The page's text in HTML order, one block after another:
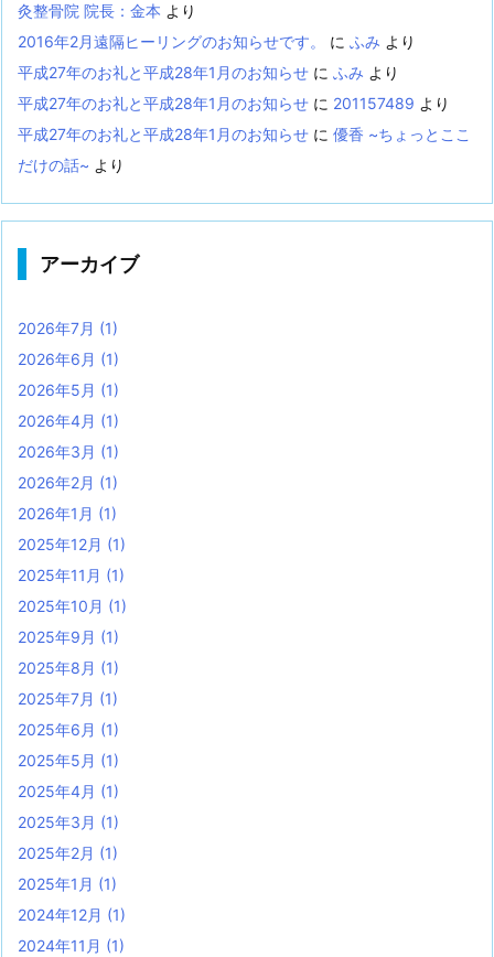
灸整骨院 院長：金本 より
2016年2月遠隔ヒーリングのお知らせです。
に ふみ より
平成27年のお礼と平成28年1月のお知らせ に ふみ より
平成27年のお礼と平成28年1月のお知らせ に 201157489 より
平成27年のお礼と平成28年1月のお知らせ に 優香 ~ちょっとここ
だけの話~ より
アーカイブ
2026年7月 (1)
2026年6月 (1)
2026年5月 (1)
2026年4月 (1)
2026年3月 (1)
2026年2月 (1)
2026年1月 (1)
2025年12月 (1)
2025年11月 (1)
2025年10月 (1)
2025年9月 (1)
2025年8月 (1)
2025年7月 (1)
2025年6月 (1)
2025年5月 (1)
2025年4月 (1)
2025年3月 (1)
2025年2月 (1)
2025年1月 (1)
2024年12月 (1)
2024年11月 (1)